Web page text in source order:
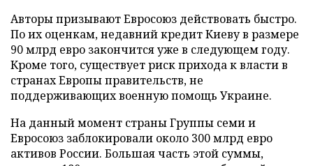
Авторы призывают Евросоюз действовать быстро.
По их оценкам, недавний кредит Киеву в размере
90 млрд евро закончится уже в следующем году.
Кроме того, существует риск прихода к власти в
странах Европы правительств, не
поддерживающих военную помощь Украине.
На данный момент страны Группы семи и
Евросоюз заблокировали около 300 млрд евро
активов России. Большая часть этой суммы,